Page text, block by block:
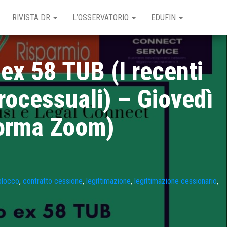
RIVISTA DR L’OSSERVATORIO EDUFIN
58 TUB (I recenti
– Giovedì
Zoom)
, contratto cessione, legittimazione, legittimazione cessionario,